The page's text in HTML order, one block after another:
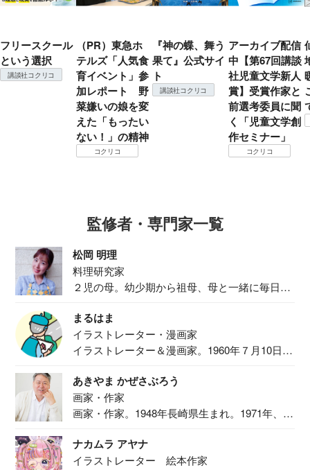
フリースクール
という選択
講談社コクリコ
（PR）東急ホ
テルズ「人気食
育イベント」参
加レポート 野
菜嫌いの娘を変
えた「もったい
ない！」の精神
コクリコ
『神の蝶、舞う
果て』公式サイ
ト
講談社コクリコ
アーカイブ配信
中【第67回講談
社児童文学新人
賞】受賞作家と
前選考委員に聞
く「児童文学創
作セミナー」
コクリコ
監修者・専門家一覧
松岡 明理
料理研究家
２児の母。幼少期から祖母、母と一緒に毎日の
まるはま
イラストレーター・漫画家
イラストレーター＆漫画家。1960年７月10日生
あきやま かぜさぶろう
画家・作家
画家・作家。1948年長崎県生まれ。1971年、
ナカムラ アヤナ
イラストレーター 絵本作家